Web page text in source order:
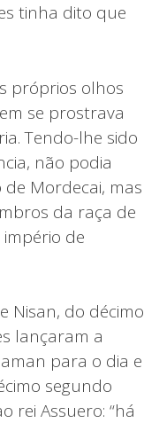
tinha dito que
próprios olhos
se prostrava
Tendo-lhe sido
não podia
Mordecai, mas
da raça de
de
Nisan, do décimo
lançaram a
para o dia e
segundo
rei Assuero: “há